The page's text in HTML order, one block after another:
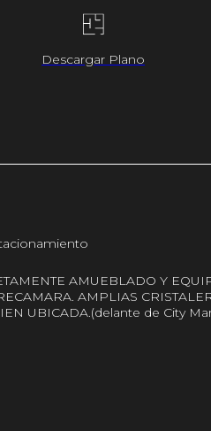
Descargar Plano
AMUEBLADO Y
AMPLIAS
UBICADA.(delante de City